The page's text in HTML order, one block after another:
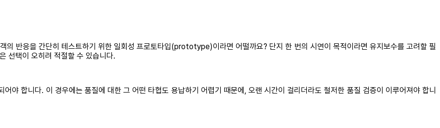
의 반응을 간단히 테스트하기 위한 일회성 프로토타입(prototype)이라면 어떨까요? 단지 한 번의 시연이 목적이라면 유지보수를 고려할 필
선택이 오히려 적절할 수 있습니다.
야 합니다. 이 경우에는 품질에 대한 그 어떤 타협도 용납하기 어렵기 때문에, 오랜 시간이 걸리더라도 철저한 품질 검증이 이루어져야 합니